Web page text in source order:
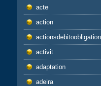
acte
action
actionsdebitoobligation
activit
adaptation
adeira